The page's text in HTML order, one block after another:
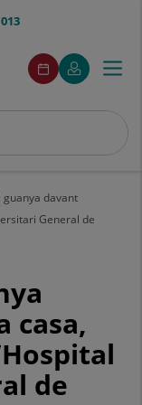
menuAcceso
Demaneu
cita
Aquest
enllaç
s'obrirà
una
El
meu
Aquest
enllaç
s'obrirà
una
finestra
Menú
guanya davant
General de
casa,
de